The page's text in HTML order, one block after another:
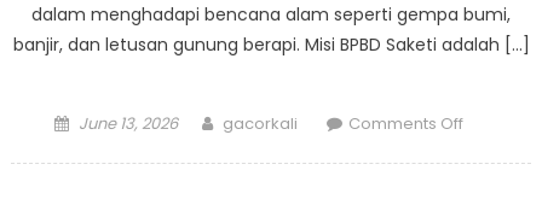
dalam menghadapi bencana alam seperti gempa bumi,
banjir, dan letusan gunung berapi. Misi BPBD Saketi adalah […]
Posted
June 13, 2026 Author
gacorkali Comments Offon